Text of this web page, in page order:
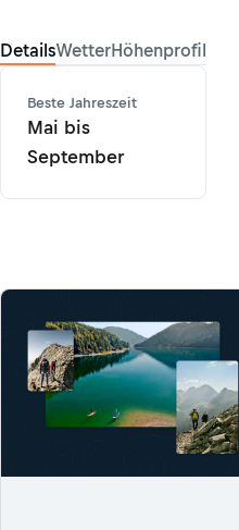
DetailsWetterHöhenprofil
Beste Jahreszeit
Mai bis
September